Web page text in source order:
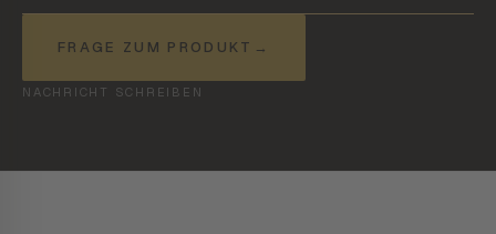
FRAGE ZUM PRODUKT →
NACHRICHT SCHREIBEN